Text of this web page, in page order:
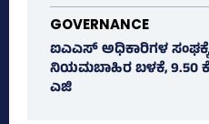
GOVERNANCE
ಐಎಎಸ್‌ ಅಧಿಕಾರಿಗಳ
ನಿಯಮಬಾಹಿರ ಬಳಕೆ, 9.50
ಎಜಿ